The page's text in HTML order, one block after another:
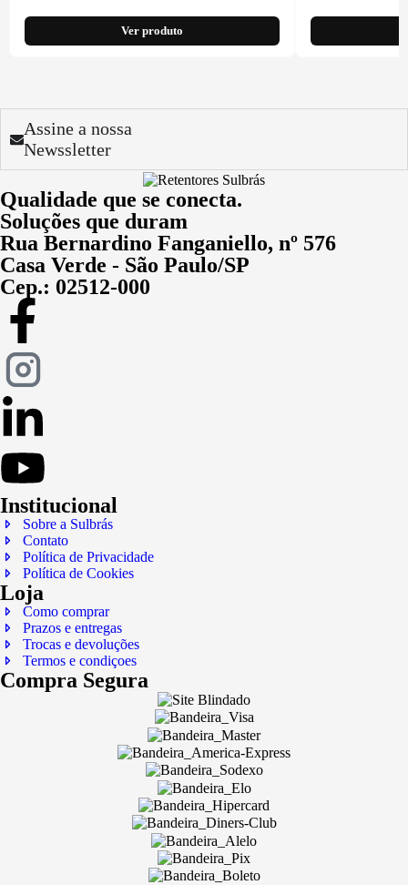
Ver produto
Assine a nossa
Newssletter
Qualidade que se conecta.
Soluções que duram
Rua Bernardino Fanganiello, nº 576
Casa Verde - São Paulo/SP
Cep.: 02512-000
Institucional
Sobre a Sulbrás
Contato
Política de Privacidade
Política de Cookies
Loja
Como comprar
Prazos e entregas
Trocas e devoluções
Termos e condiçoes
Compra Segura